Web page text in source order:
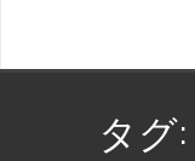
タグ: